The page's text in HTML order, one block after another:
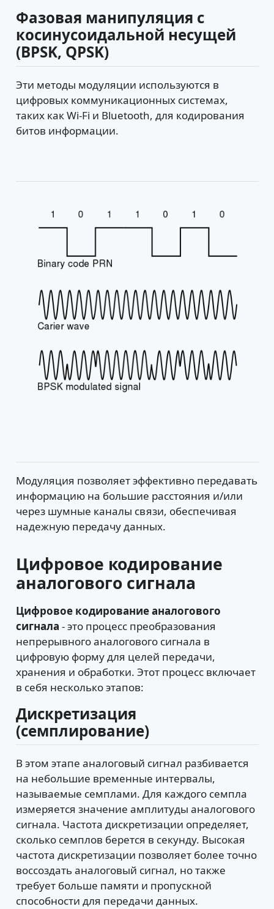
Фазовая манипуляция с
косинусоидальной несущей
(BPSK, QPSK)
Эти методы модуляции используются в
цифровых коммуникационных системах,
таких как Wi-Fi и Bluetooth, для кодирования
битов информации.
Модуляция позволяет эффективно передавать
информацию на большие расстояния и/или
через шумные каналы связи, обеспечивая
надежную передачу данных.
Цифровое кодирование
аналогового сигнала
Цифровое кодирование аналогового
сигнала - это процесс преобразования
непрерывного аналогового сигнала в
цифровую форму для целей передачи,
хранения и обработки. Этот процесс включает
в себя несколько этапов:
Дискретизация
(семплирование)
В этом этапе аналоговый сигнал разбивается
на небольшие временные интервалы,
называемые семплами. Для каждого семпла
измеряется значение амплитуды аналогового
сигнала. Частота дискретизации определяет,
сколько семплов берется в секунду. Высокая
частота дискретизации позволяет более точно
воссоздать аналоговый сигнал, но также
требует больше памяти и пропускной
способности для передачи данных.